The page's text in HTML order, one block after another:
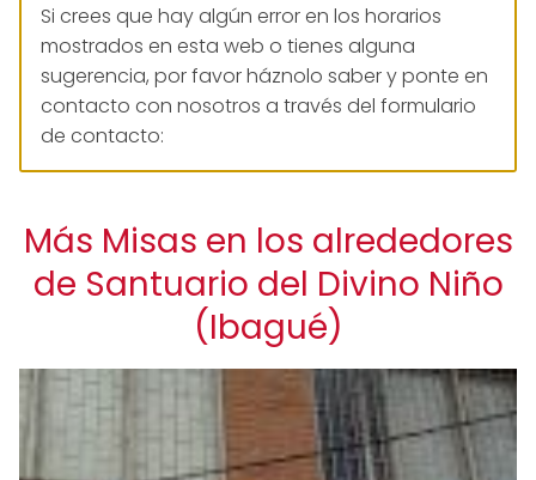
Si crees que hay algún error en los horarios
mostrados en esta web o tienes alguna
sugerencia, por favor háznolo saber y ponte en
contacto con nosotros a través del formulario
de contacto:
Más Misas en los alrededores
de Santuario del Divino Niño
(Ibagué)